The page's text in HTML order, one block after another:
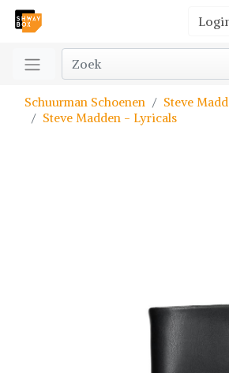
Schuurman Schoenen
Steve
Steve Madden - Lyricals